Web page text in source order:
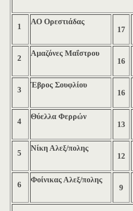
1
ΑΟ Ορεστιάδας
17
2
Αμαζόνες Μαΐστρου
16
3
Έβρος Σουφλίου
16
4
Θύελλα Φερρών
13
5
Νίκη Αλεξ/πολης
12
6
Φοίνικας Αλεξ/πολης
9